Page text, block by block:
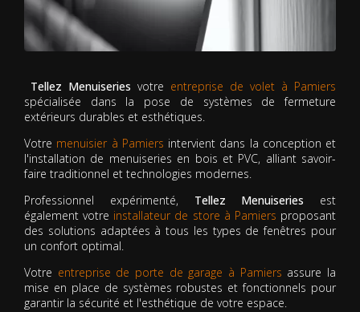
Tellez Menuiseries votre entreprise de volet à Pamiers
spécialisée dans la pose de systèmes de fermeture
extérieurs durables et esthétiques.
Votre menuisier à Pamiers intervient dans la conception et
l'installation de menuiseries en bois et PVC, alliant savoir-
faire traditionnel et technologies modernes.
Professionnel expérimenté, Tellez Menuiseries est
également votre installateur de store à Pamiers proposant
des solutions adaptées à tous les types de fenêtres pour
un confort optimal.
Votre entreprise de porte de garage à Pamiers assure la
mise en place de systèmes robustes et fonctionnels pour
garantir la sécurité et l'esthétique de votre espace.